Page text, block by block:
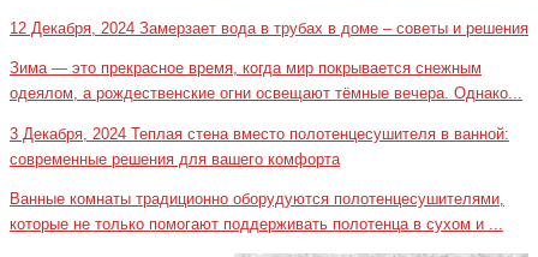
12 Декабря, 2024 Замерзает вода в трубах в доме – советы и решения
Зима — это прекрасное время, когда мир покрывается снежным
одеялом, а рождественские огни освещают тёмные вечера. Однако...
3 Декабря, 2024 Теплая стена вместо полотенцесушителя в ванной:
современные решения для вашего комфорта
Ванные комнаты традиционно оборудуются полотенцесушителями,
которые не только помогают поддерживать полотенца в сухом и ...